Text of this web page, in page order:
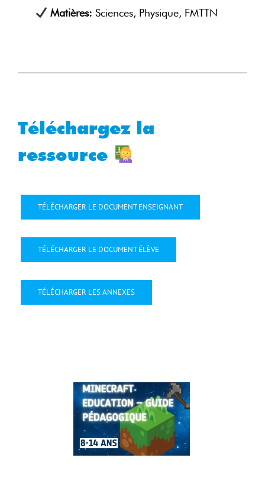
Matières: Sciences, Physique, FMTTN
Téléchargez la
ressource
TÉLÉCHARGER LE DOCUMENT ENSEIGNANT
TÉLÉCHARGER LE DOCUMENT ÉLÈVE
TÉLÉCHARGER LES ANNEXES